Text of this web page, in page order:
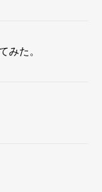
みた。